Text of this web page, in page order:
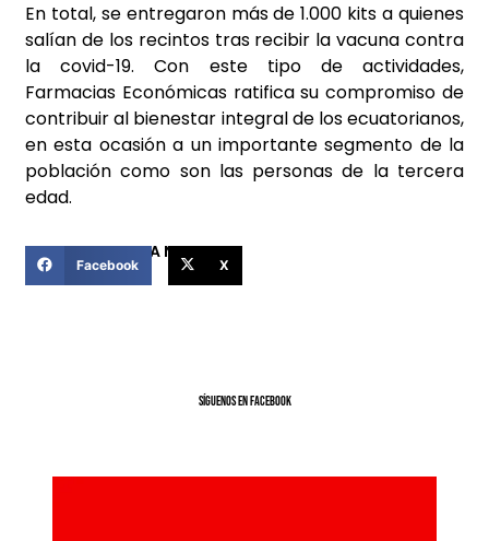
En total, se entregaron más de 1.000 kits a quienes
salían de los recintos tras recibir la vacuna contra
la covid-19. Con este tipo de actividades,
Farmacias Económicas ratifica su compromiso de
contribuir al bienestar integral de los ecuatorianos,
en esta ocasión a un importante segmento de la
población como son las personas de la tercera
edad.
COMPARTIR ESTA NOTICIA
Facebook X
SíGUENOS EN FACEBOOK